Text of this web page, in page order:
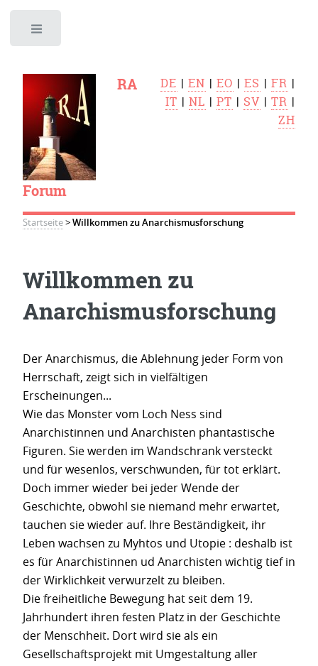
RA
Forum
DE |EN |EO |ES |FR |
IT |NL |PT | SV |TR |
ZH
Startseite>Willkommen zu Anarchismusforschung
Willkommen zu
Anarchismusforschung
Der Anarchismus, die Ablehnung jeder Form von
Herrschaft, zeigt sich in vielfältigen
Erscheinungen...
Wie das Monster vom Loch Ness sind
Anarchistinnen und Anarchisten phantastische
Figuren. Sie werden im Wandschrank versteckt
und für wesenlos, verschwunden, für tot erklärt.
Doch immer wieder bei jeder Wende der
Geschichte, obwohl sie niemand mehr erwartet,
tauchen sie wieder auf. Ihre Beständigkeit, ihr
Leben wachsen zu Myhtos und Utopie : deshalb ist
es für Anarchistinnen ud Anarchisten wichtig tief in
der Wirklichkeit verwurzelt zu bleiben.
Die freiheitliche Bewegung hat seit dem 19.
Jahrhundert ihren festen Platz in der Geschichte
der Menschheit. Dort wird sie als ein
Gesellschaftsprojekt mit Umgestaltung aller